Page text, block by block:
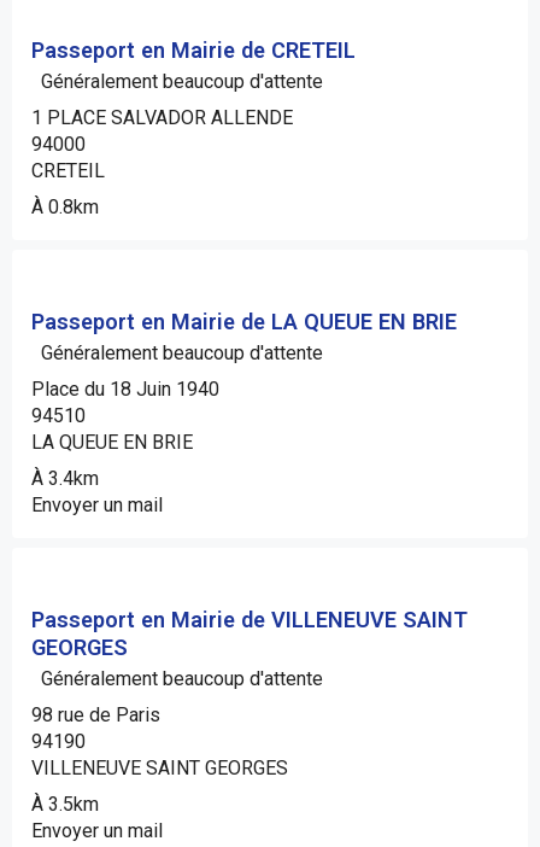
Passeport en Mairie de CRETEIL
Généralement beaucoup d'attente
1 PLACE SALVADOR ALLENDE
94000
CRETEIL
À 0.8km
Passeport en Mairie de LA QUEUE EN BRIE
Généralement beaucoup d'attente
Place du 18 Juin 1940
94510
LA QUEUE EN BRIE
À 3.4km
Envoyer un mail
Passeport en Mairie de VILLENEUVE SAINT
GEORGES
Généralement beaucoup d'attente
98 rue de Paris
94190
VILLENEUVE SAINT GEORGES
À 3.5km
Envoyer un mail